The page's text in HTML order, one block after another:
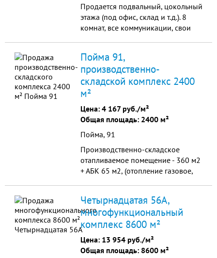
Продается подвальный, цокольный
этажа (под офис, склад и т.д.). 8
комнат, все коммуникации, свои
Пойма 91,
производственно-
складской комплекс 2400
м²
Цена: 4 167 руб./м²
Общая площадь: 2400 м²
Пойма, 91
Производственно-складское
отапливаемое помещение - 360 м2
+ АБК 65 м2, (отопление газовое,
въезд, территория огорожена,
площадь базы выложена
дорожными плитами. Площадь
базы - 2400 м2. Рядом с базой ж/д
тупик.
Четырнадцатая 56А,
многофункциональный
комплекс 8600 м²
Цена: 13 954 руб./м²
Общая площадь: 8600 м²